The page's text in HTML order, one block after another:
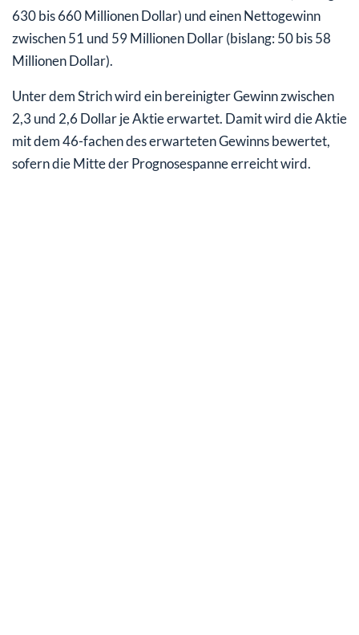
630 bis 660 Millionen Dollar) und einen Nettogewinn
zwischen 51 und 59 Millionen Dollar (bislang: 50 bis 58
Millionen Dollar).
Unter dem Strich wird ein bereinigter Gewinn zwischen
2,3 und 2,6 Dollar je Aktie erwartet. Damit wird die Aktie
mit dem 46-fachen des erwarteten Gewinns bewertet,
sofern die Mitte der Prognosespanne erreicht wird.